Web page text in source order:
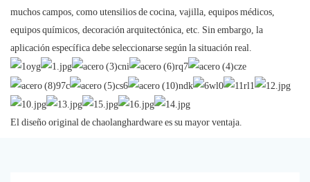
muchos campos, como utensilios de cocina, vajilla, equipos médicos,
equipos químicos, decoración arquitectónica, etc. Sin embargo, la
aplicación específica debe seleccionarse según la situación real.
El diseño original de chaolanghardware es su mayor ventaja.